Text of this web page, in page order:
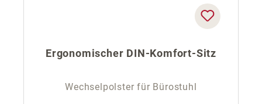
Ergonomischer DIN-Komfort-Sitz
Wechselpolster für Bürostuhl